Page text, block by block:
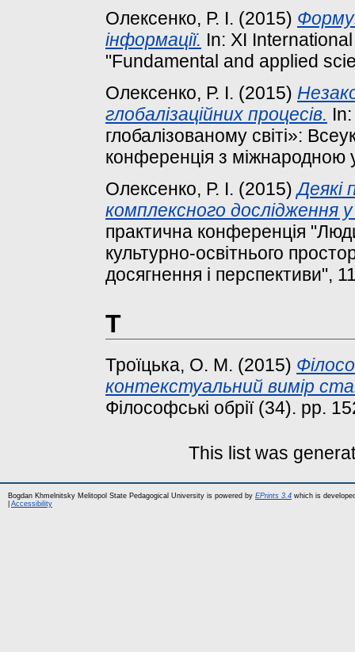
Олексенко, Р. І. (2015)
інформації. In: XI
"Fundamental and applied
Олексенко, Р. І. (2015)
глобалізаційних процесів.
глобалізованому світі»:
конференція з
Олексенко, Р. І. (2015)Деякі
комплексного дослідження у
практична конференція
культурно-освітнього
досягнення і перспективи",
Т
Троїцька, О. М. (2015)
контекстуальний вимір
Філософські обрії (34). pp.
This list was
Bogdan Khmelnitsky Melitopol State Pedagogical University is powered by EPrints 3.4 which is
Accessibility